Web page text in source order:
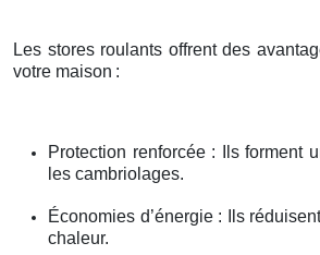
Les stores roulants offrent des
votre maison :
Protection renforcée : Ils forment
les cambriolages.
Économies d’énergie : Ils
chaleur.